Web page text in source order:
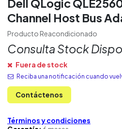
Dell QLogic
Channel Host Bus
Producto Reacondicionado
Consulta Stock
Fuera de stock
Reciba una notificación cuando
Contáctenos
Términos y condiciones